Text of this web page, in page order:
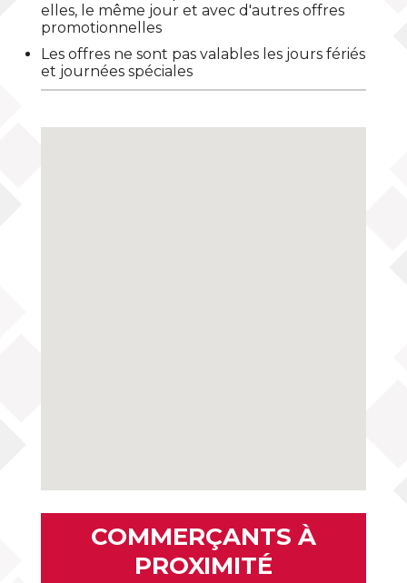
elles, le même jour et avec d'autres offres
promotionnelles
Les offres ne sont pas valables les jours fériés
et journées spéciales
COMMERÇANTS À
PROXIMITÉ